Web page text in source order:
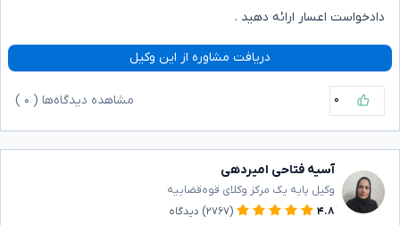
دادخواست اعسار ارائه دهید .
دریافت مشاوره از این وکیل
۰ مشاهده دیدگاه‌ها ( ۰
آسیه فتاحی امیردهی
وکیل پایه یک مرکز وکلای قوه‌قضاییه
۴.۸
(۲۷۶۷) دیدگاه